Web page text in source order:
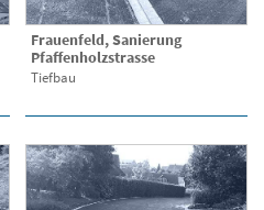
Frauenfeld, Sanierung
Pfaffenholzstrasse
Tiefbau